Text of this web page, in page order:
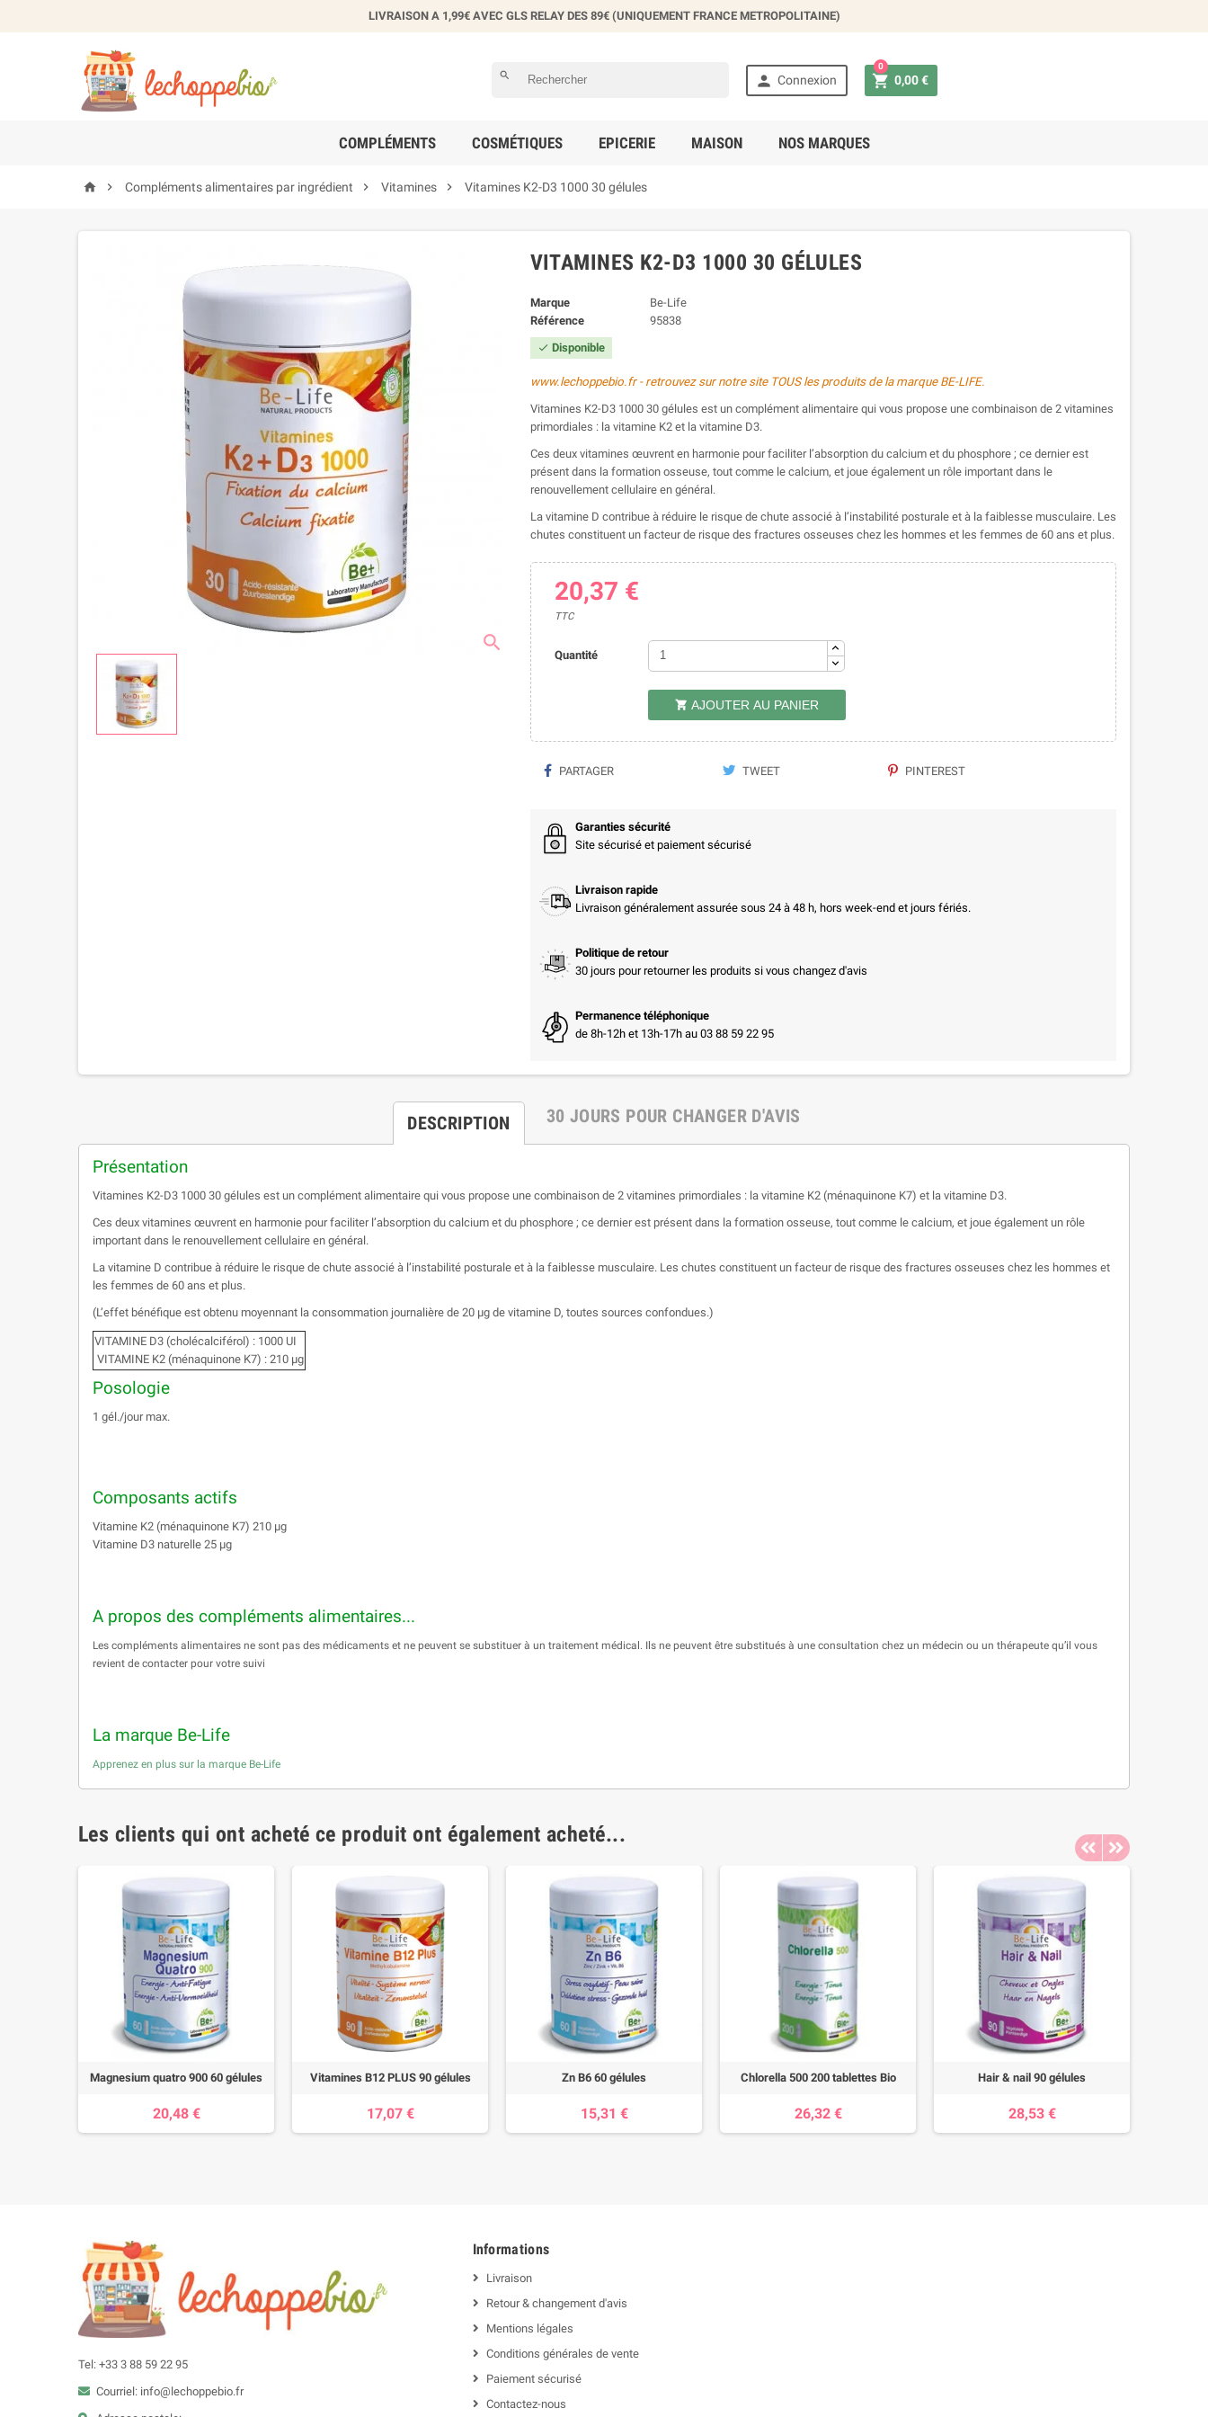
LIVRAISON A 1,99€ AVEC GLS RELAY DES 89€ (UNIQUEMENT FRANCE METROPOLITAINE)
search  Connexion  0,00 €
0
COMPLÉMENTS COSMÉTIQUES EPICERIE MAISON NOS MARQUES
  Compléments alimentaires par ingrédient  Vitamines  Vitamines K2-D3 1000 30 gélules
search
VITAMINES K2-D3 1000 30 GÉLULES
Marque
Be-Life
Référence
95838
 Disponible
www.lechoppebio.fr - retrouvez sur notre site TOUS les produits de la marque BE-LIFE.
Vitamines K2-D3 1000 30 gélules est un complément alimentaire qui vous propose une combinaison de 2 vitamines
primordiales : la vitamine K2 et la vitamine D3.
Ces deux vitamines œuvrent en harmonie pour faciliter l’absorption du calcium et du phosphore ; ce dernier est
présent dans la formation osseuse, tout comme le calcium, et joue également un rôle important dans le
renouvellement cellulaire en général.
La vitamine D contribue à réduire le risque de chute associé à l’instabilité posturale et à la faiblesse musculaire. Les
chutes constituent un facteur de risque des fractures osseuses chez les hommes et les femmes de 60 ans et plus.
20,37 €
TTC
Quantité
 AJOUTER AU PANIER
PARTAGER TWEET PINTEREST
Garanties sécurité
Site sécurisé et paiement sécurisé
Livraison rapide
Livraison généralement assurée sous 24 à 48 h, hors week-end et jours fériés.
Politique de retour
30 jours pour retourner les produits si vous changez d'avis
Permanence téléphonique
de 8h-12h et 13h-17h au 03 88 59 22 95
DESCRIPTION 30 JOURS POUR CHANGER D'AVIS
Présentation
Vitamines K2-D3 1000 30 gélules est un complément alimentaire qui vous propose une combinaison de 2 vitamines primordiales : la vitamine K2 (ménaquinone K7) et la vitamine D3.
Ces deux vitamines œuvrent en harmonie pour faciliter l’absorption du calcium et du phosphore ; ce dernier est présent dans la formation osseuse, tout comme le calcium, et joue également un rôle
important dans le renouvellement cellulaire en général.
La vitamine D contribue à réduire le risque de chute associé à l’instabilité posturale et à la faiblesse musculaire. Les chutes constituent un facteur de risque des fractures osseuses chez les hommes et
les femmes de 60 ans et plus.
(L’effet bénéfique est obtenu moyennant la consommation journalière de 20 μg de vitamine D, toutes sources confondues.)
VITAMINE D3 (cholécalciférol) : 1000 UI
VITAMINE K2 (ménaquinone K7) : 210 μg
Posologie
1 gél./jour max.
Composants actifs
Vitamine K2 (ménaquinone K7) 210 µg
Vitamine D3 naturelle 25 µg
A propos des compléments alimentaires...
Les compléments alimentaires ne sont pas des médicaments et ne peuvent se substituer à un traitement médical. Ils ne peuvent être substitués à une consultation chez un médecin ou un thérapeute qu’il vous
revient de contacter pour votre suivi
La marque Be-Life
Apprenez en plus sur la marque Be-Life
Les clients qui ont acheté ce produit ont également acheté...
Magnesium quatro 900 60 gélules
20,48 €
Vitamines B12 PLUS 90 gélules
17,07 €
Zn B6 60 gélules
15,31 €
Chlorella 500 200 tablettes Bio
26,32 €
Hair & nail 90 gélules
28,53 €
Tel: +33 3 88 59 22 95
Courriel: info@lechoppebio.fr
Informations
Livraison
Retour & changement d'avis
Mentions légales
Conditions générales de vente
Paiement sécurisé
Contactez-nous
Annuler